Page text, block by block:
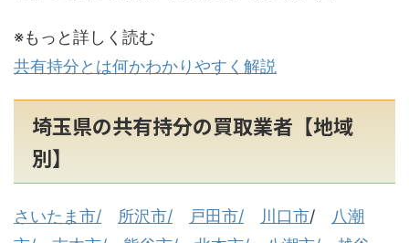
※もっと詳しく読む
共有持分とは何かわかりやすく解説
埼玉県の共有持分の買取業者【地域
別】
さいたま市/ 所沢市/ 戸田市/ 川口市/
八潮